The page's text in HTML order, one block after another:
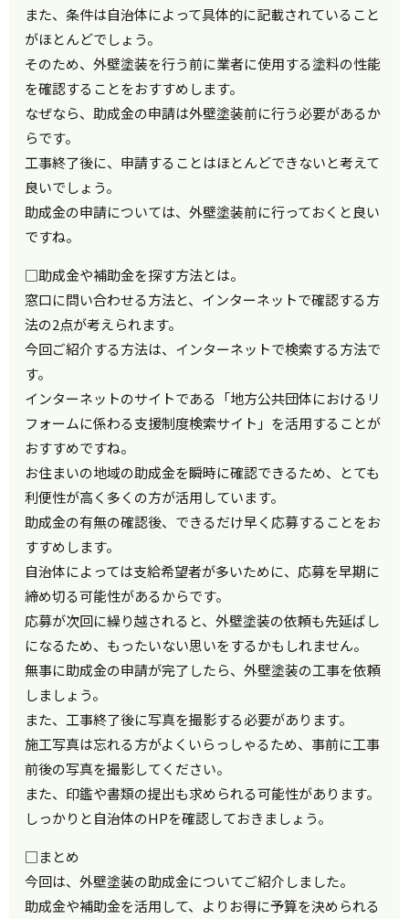
また、条件は自治体によって具体的に記載されていること
がほとんどでしょう。
そのため、外壁塗装を行う前に業者に使用する塗料の性能
を確認することをおすすめします。
なぜなら、助成金の申請は外壁塗装前に行う必要があるか
らです。
工事終了後に、申請することはほとんどできないと考えて
良いでしょう。
助成金の申請については、外壁塗装前に行っておくと良い
ですね。
□助成金や補助金を探す方法とは。
窓口に問い合わせる方法と、インターネットで確認する方
法の2点が考えられます。
今回ご紹介する方法は、インターネットで検索する方法で
す。
インターネットのサイトである「地方公共団体におけるリ
フォームに係わる支援制度検索サイト」を活用することが
おすすめですね。
お住まいの地域の助成金を瞬時に確認できるため、とても
利便性が高く多くの方が活用しています。
助成金の有無の確認後、できるだけ早く応募することをお
すすめします。
自治体によっては支給希望者が多いために、応募を早期に
締め切る可能性があるからです。
応募が次回に繰り越されると、外壁塗装の依頼も先延ばし
になるため、もったいない思いをするかもしれません。
無事に助成金の申請が完了したら、外壁塗装の工事を依頼
しましょう。
また、工事終了後に写真を撮影する必要があります。
施工写真は忘れる方がよくいらっしゃるため、事前に工事
前後の写真を撮影してください。
また、印鑑や書類の提出も求められる可能性があります。
しっかりと自治体のHPを確認しておきましょう。
□まとめ
今回は、外壁塗装の助成金についてご紹介しました。
助成金や補助金を活用して、よりお得に予算を決められる